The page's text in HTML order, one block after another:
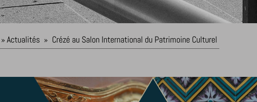
»Actualités » Crézé au Salon International du Patrimoine Culturel